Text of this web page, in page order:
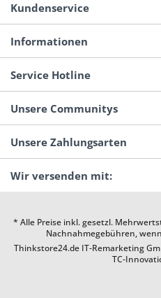
Kundenservice
Informationen
Service Hotline
Unsere Communitys
Unsere Zahlungsarten
Wir versenden mit:
* Alle Preise inkl. gesetzl.
Nachnahmegebühren,
Thinkstore24.de IT-Remarketing
TC-